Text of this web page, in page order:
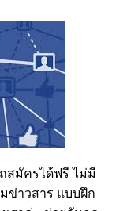
สมัครได้ฟรี ไม่มี
ข่าวสาร แบบฝึก